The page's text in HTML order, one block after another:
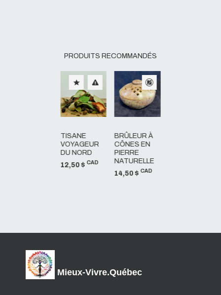
PRODUITS RECOMMANDÉS
TISANE
VOYAGEUR
DU NORD
12,50 $ CAD
BRÛLEUR À
CÔNES EN
PIERRE
NATURELLE
14,50 $ CAD
Mieux-Vivre.Québec